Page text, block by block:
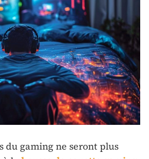
du gaming ne seront plus